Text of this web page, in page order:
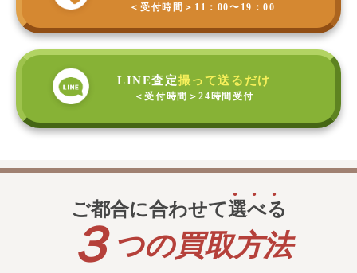
＜受付時間＞ 11：00〜19：00
LINE査定撮って送るだけ
＜受付時間＞24時間受付
ご都合に合わせて選べる
３ つの買取方法